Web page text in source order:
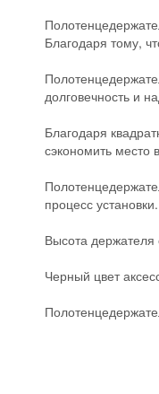
Благодаря тому,
долговечность и
Благодаря
сэкономить место
процесс установки.
Высота
Черный цвет